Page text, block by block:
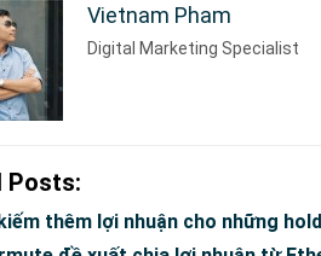
Vietnam Pham
Digital Marketing Specialist
Posts:
thêm lợi nhuận cho những